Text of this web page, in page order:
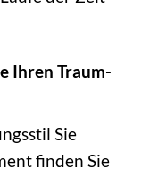
Ihren Traum-
Sie
finden Sie